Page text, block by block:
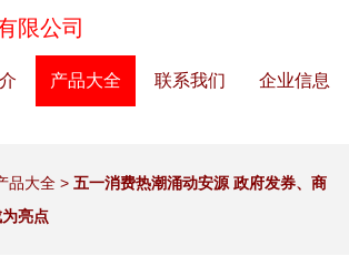
限公司
产品大全 联系我们 企业信息
品大全 > 五一消费热潮涌动安源 政府发券、商
亮点